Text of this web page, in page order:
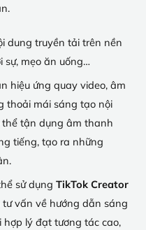
dung truyền tải trên nền
mẹo ăn uống…
hiệu ứng quay video, âm
thoải mái sáng tạo nội
tận dụng âm thanh
tiếng, tạo ra những
sử dụng TikTok Creator
vấn về hướng dẫn sáng
lý đạt tương tác cao,